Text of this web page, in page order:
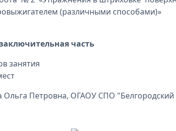
(различными способами)»
часть
занятия
Ольга Петровна, ОГАОУ СПО "Белгородский